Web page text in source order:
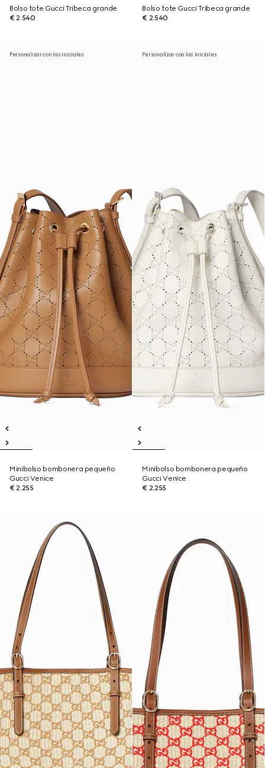
Bolso tote Gucci Tribeca grande
€ 2.540
Bolso tote Gucci Tribeca grande
€ 2.540
Personalizar con las iniciales
Minibolso bombonera pequeño
Gucci Venice
€ 2.255
Personalizar con las iniciales
Minibolso bombonera pequeño
Gucci Venice
€ 2.255